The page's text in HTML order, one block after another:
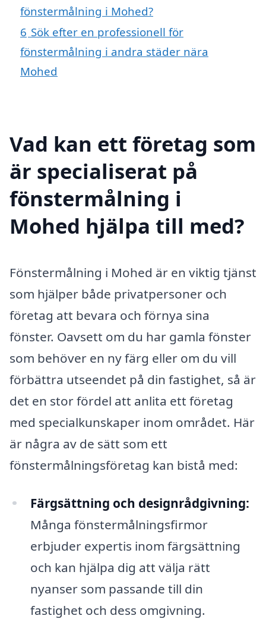
fönstermålning i Mohed?
6 Sök efter en professionell för
fönstermålning i andra städer nära
Mohed
Vad kan ett företag som
är specialiserat på
fönstermålning i
Mohed hjälpa till med?
Fönstermålning i Mohed är en viktig tjänst
som hjälper både privatpersoner och
företag att bevara och förnya sina
fönster. Oavsett om du har gamla fönster
som behöver en ny färg eller om du vill
förbättra utseendet på din fastighet, så är
det en stor fördel att anlita ett företag
med specialkunskaper inom området. Här
är några av de sätt som ett
fönstermålningsföretag kan bistå med:
Färgsättning och designrådgivning:
Många fönstermålningsfirmor
erbjuder expertis inom färgsättning
och kan hjälpa dig att välja rätt
nyanser som passande till din
fastighet och dess omgivning.